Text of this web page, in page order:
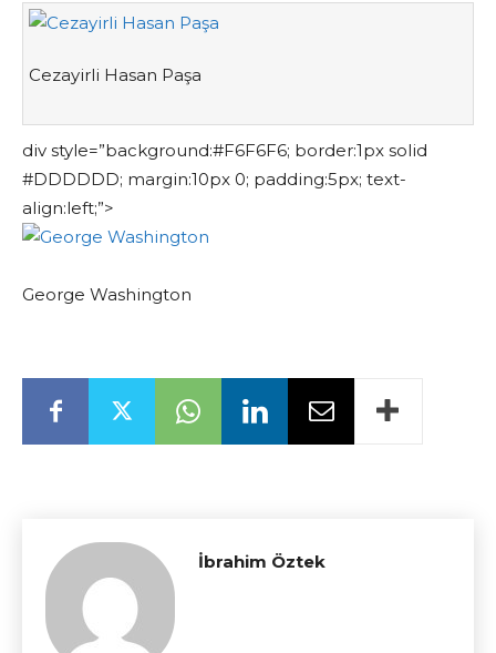
Cezayirli Hasan Paşa
div style=”background:#F6F6F6; border:1px solid
#DDDDDD; margin:10px 0; padding:5px; text-
align:left;”>
George Washington
İbrahim Öztek